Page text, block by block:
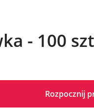
- 100
Rozpocznij